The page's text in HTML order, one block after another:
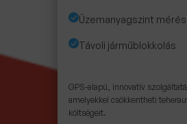
Üzemanyagszint mérés
Távoli járműblokkolás
GPS-alapú, innovatív
amelyekkel csökkentheti
költségeit.